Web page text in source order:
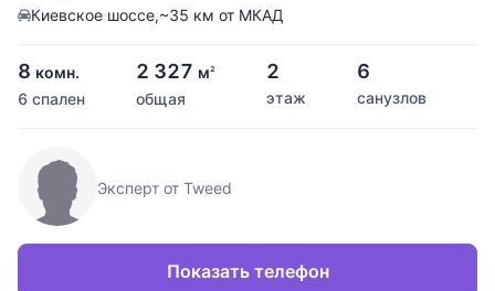
Киевское шоссе,~35 км от МКАД
8 комн.
6 спален
2 327 м2
общая
2
этаж
6
санузлов
Эксперт от Tweed
Показать телефон